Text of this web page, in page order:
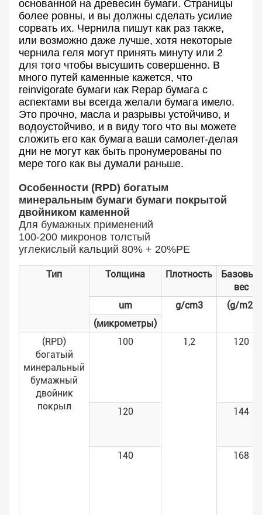
основанной на древесин бумаги. Страницы
более ровны, и вы должны сделать усилие
сорвать их. Чернила пишут как раз также,
или возможно даже лучше, хотя некоторые
чернила геля могут принять минуту или 2
для того чтобы высушить совершенно. В
много путей каменные кажется, что
reinvigorate бумаги как Repap бумага с
аспектами вы всегда желали бумага имело.
Это прочно, масла и разрывы устойчиво, и
водоустойчиво, и в виду того что вы можете
сложить его как бумага ваши самолет-делая
дни не могут как быть пронумерованы по
мере того как вы думали раньше.
Особенности (RPD) богатым
минеральным бумаги бумаги покрытой
двойником каменной
Для бумажных применений
100-200 микронов толстый
углекислый кальций 80% + 20%PE
Тип Толщина Плотность
Базовый
вес
um
g/cm3
(g/m2)
(микрометры)
(RPD)
богатый
минеральный
бумажный
двойник
покрыл
100 1,2 120
120 144
140 168